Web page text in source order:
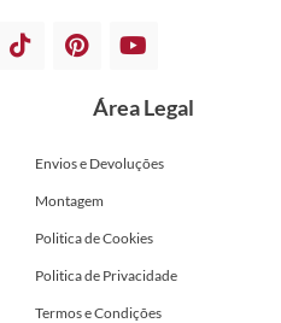
Área Legal
Envios e Devoluções
Montagem
Politica de Cookies
Politica de Privacidade
Termos e Condições